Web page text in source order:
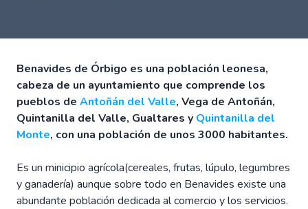
Benavides de Órbigo es una población leonesa,
cabeza de un ayuntamiento que comprende los
pueblos de Antoñán del Valle, Vega de Antoñán,
Quintanilla del Valle, Gualtares y Quintanilla del
Monte, con una población de unos 3000 habitantes.
Es un minicipio agrícola(cereales, frutas, lúpulo, legumbres
y ganadería) aunque sobre todo en Benavides existe una
abundante población dedicada al comercio y los servicios.